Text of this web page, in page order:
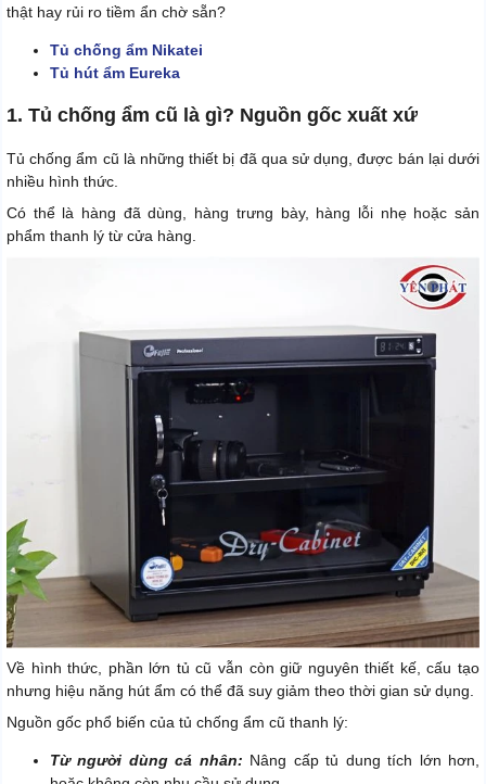
thật hay rủi ro tiềm ẩn chờ sẵn?
Tủ chống ẩm Nikatei
Tủ hút ẩm Eureka
1. Tủ chống ẩm cũ là gì? Nguồn gốc xuất xứ
Tủ chống ẩm cũ là những thiết bị đã qua sử dụng, được bán lại dưới
nhiều hình thức.
Có thể là hàng đã dùng, hàng trưng bày, hàng lỗi nhẹ hoặc sản
phẩm thanh lý từ cửa hàng.
Về hình thức, phần lớn tủ cũ vẫn còn giữ nguyên thiết kế, cấu tạo
nhưng hiệu năng hút ẩm có thể đã suy giảm theo thời gian sử dụng.
Nguồn gốc phổ biến của tủ chống ẩm cũ thanh lý:
Từ người dùng cá nhân: Nâng cấp tủ dung tích lớn hơn,